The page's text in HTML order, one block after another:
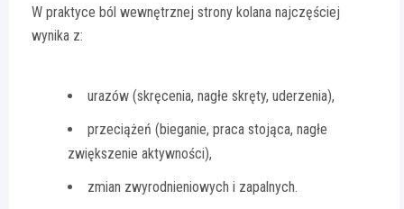
W praktyce ból wewnętrznej strony kolana najczęściej
wynika z:
urazów (skręcenia, nagłe skręty, uderzenia),
przeciążeń (bieganie, praca stojąca, nagłe
zwiększenie aktywności),
zmian zwyrodnieniowych i zapalnych.